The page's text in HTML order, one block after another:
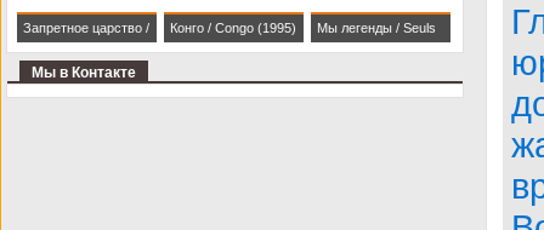
Запретное царство /
The Forbidden
Конго / Congo (1995) Мы легенды / Seuls
Мы в Контакте